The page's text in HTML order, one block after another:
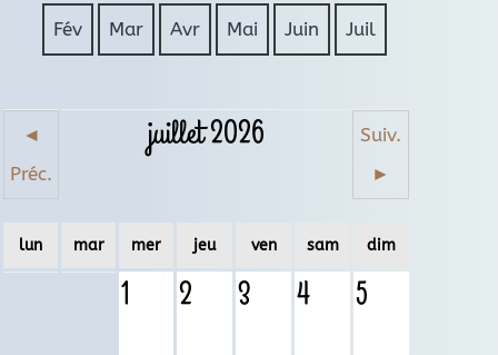
Fév Mar Avr Mai Juin Juil
◄
Préc.
juillet 2026
Suiv.
►
lun mar mer jeu ven sam dim
1 2 3 4 5